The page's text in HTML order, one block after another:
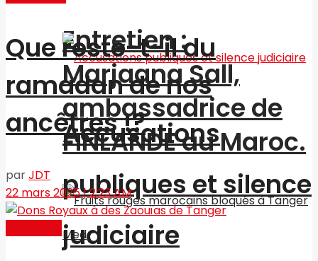
Entretien :
Marjaana Sall,
ambassadrice de
FINLANDE au Maroc.
Accusations
publiques et silence
judiciaire
Que reste-t-il du
ramadan de nos
ancêtres !?
parJDT
22 mars 2025 | 2:23 AM